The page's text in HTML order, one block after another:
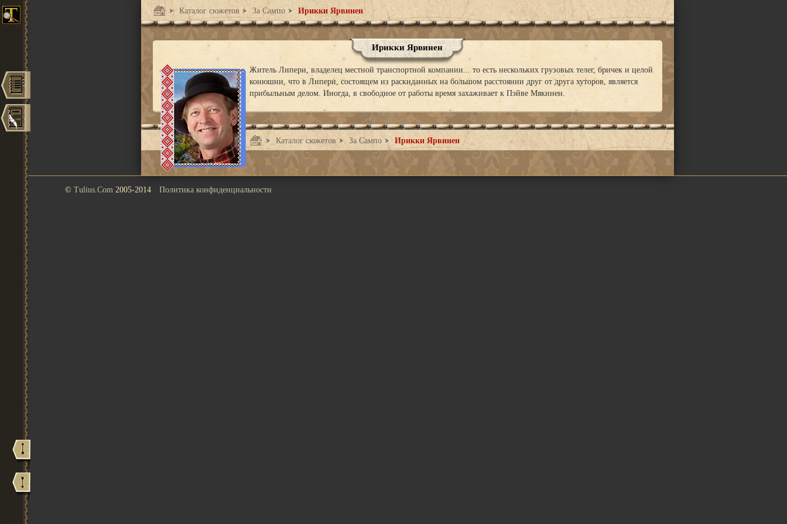
Каталог сюжетов За Сампо Ирикки Ярвинен
Ирикки Ярвинен
Житель Липери, владелец местной транспортной компании... то есть нескольких грузовых телег, бричек и целой
конюшни, что в Липери, состоящем из раскиданных на большом расстоянии друг от друга хуторов, является
прибыльным делом. Иногда, в свободное от работы время захаживает к Пэйве Мякинен.
Каталог сюжетов За Сампо Ирикки Ярвинен
© Tulius.Com 2005-2014 Политика конфиденциальности